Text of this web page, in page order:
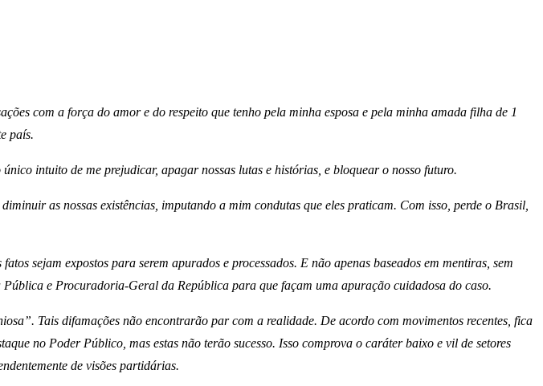
com a força do amor e do respeito que tenho pela minha esposa e pela minha amada filha de 1
país.
intuito de me prejudicar, apagar nossas lutas e histórias, e bloquear o nosso futuro.
as nossas existências, imputando a mim condutas que eles praticam. Com isso, perde o Brasil,
sejam expostos para serem apurados e processados. E não apenas baseados em mentiras, sem
e Procuradoria-Geral da República para que façam uma apuração cuidadosa do caso.
Tais difamações não encontrarão par com a realidade. De acordo com movimentos recentes, fica
no Poder Público, mas estas não terão sucesso. Isso comprova o caráter baixo e vil de setores
de visões partidárias.